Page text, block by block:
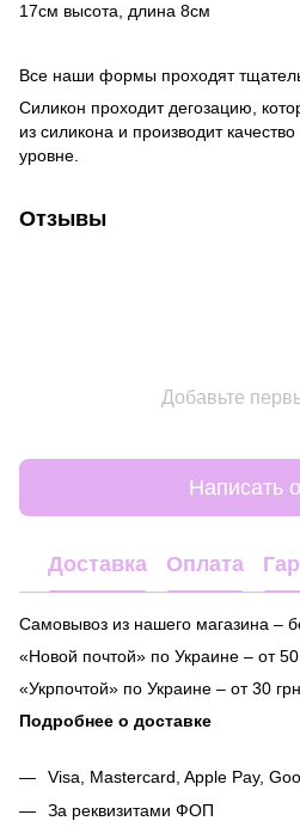
17см высота, длина 8см
Все наши формы проходят
Силикон проходит дегозацию,
из силикона и производит
уровне.
Отзывы
Добавьте
Написать
Доставка Оплата
Самовывоз из нашего магазина –
«Новой почтой» по Украине – от 50
«Укрпочтой» по Украине – от 30 грн
Подробнее о доставке
Visa, Mastercard, Apple Pay,
За реквизитами ФОП